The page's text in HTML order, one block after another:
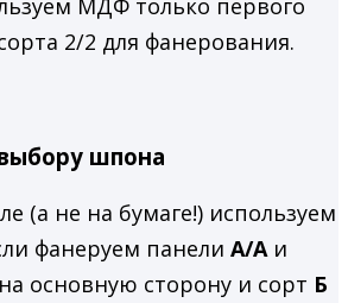
МДФ только первого
2/2 для фанерования.
шпона
(а не на бумаге!) используем
фанеруем панели А/Аи
основную сторону и сорт Б